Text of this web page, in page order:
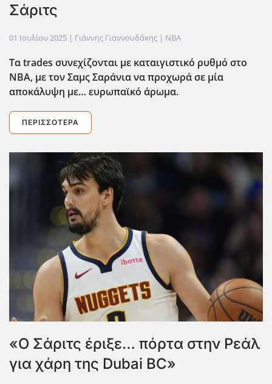
Σάριτς
01 Ιουλίου 2025 | Γιάννης Γιαννουδάκης | NBA
Τα trades συνεχίζονται με καταιγιστικό ρυθμό στο
ΝΒΑ, με τον Σαμς Σαράνια να προχωρά σε μία
αποκάλυψη με… ευρωπαϊκό άρωμα.
ΠΕΡΙΣΣΌΤΕΡΑ
«Ο Σάριτς έριξε… πόρτα στην Ρεάλ
για χάρη της Dubai BC»